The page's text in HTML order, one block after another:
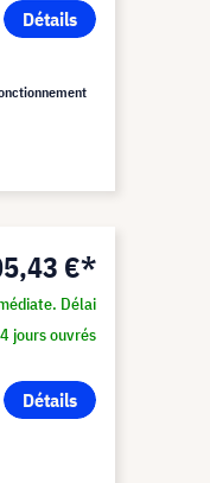
Détails
€*
Délai
jours ouvrés
Détails